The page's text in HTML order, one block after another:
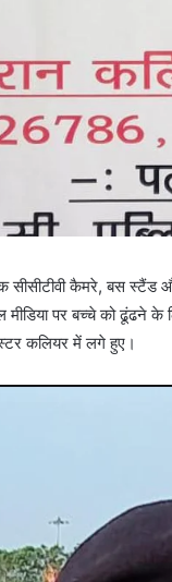
सीसीटीवी कैमरे, बस
पर बच्चे को ढूंढने के
कलियर में लगे हुए।